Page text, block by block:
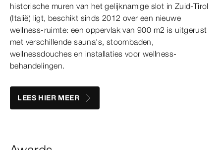
historische muren van het gelijknamige slot in Zuid-Tirol
(Italië) ligt, beschikt sinds 2012 over een nieuwe
wellness-ruimte: een oppervlak van 900 m2 is uitgerust
met verschillende sauna's, stoombaden,
wellnessdouches en installaties voor wellness-
behandelingen.
LEES HIER MEER